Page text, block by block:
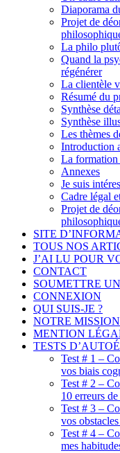
Diaporama
Projet de
La philo
Quand la
régénérer
La clientèle
Résumé du
Synthèse
Synthèse
Les thèmes
Introduction
La formation
Annexes
Je suis
Cadre légal
Projet de
SITE
TOUS NOS
J’AI LU POUR
CONTACT
SOUMETTRE
CONNEXION
QUI SUIS-JE ?
NOTRE MISSION
MENTION
TESTS
Test # 1 –
vos biais
Test # 2 –
10 erreurs
Test # 3 –
vos
Test # 4 –
mes